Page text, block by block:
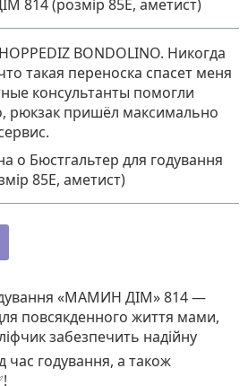
814 (розмір 85E, аметист)
BONDOLINO. Никогда
такая переноска спасет меня
консультанты помогли
рюкзак пришёл максимально
о Бюстгальтер для годування
85E, аметист)
«МАМИН ДІМ» 814 —
повсякденного життя мами,
забезпечить надійну
час годування, а також